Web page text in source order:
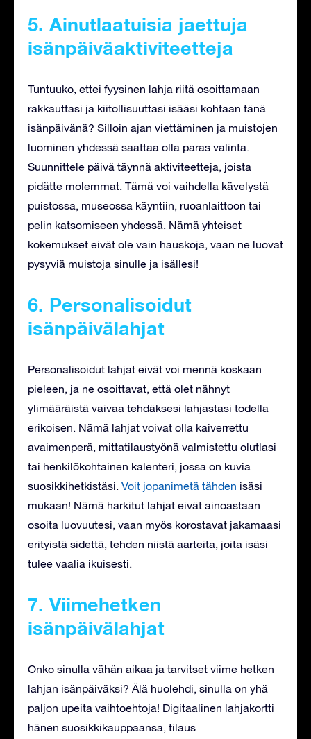
5. Ainutlaatuisia jaettuja
isänpäiväaktiviteetteja
Tuntuuko, ettei fyysinen lahja riitä osoittamaan
rakkauttasi ja kiitollisuuttasi isääsi kohtaan tänä
isänpäivänä? Silloin ajan viettäminen ja muistojen
luominen yhdessä saattaa olla paras valinta.
Suunnittele päivä täynnä aktiviteetteja, joista
pidätte molemmat. Tämä voi vaihdella kävelystä
puistossa, museossa käyntiin, ruoanlaittoon tai
pelin katsomiseen yhdessä. Nämä yhteiset
kokemukset eivät ole vain hauskoja, vaan ne luovat
pysyviä muistoja sinulle ja isällesi!
6. Personalisoidut
isänpäivälahjat
Personalisoidut lahjat eivät voi mennä koskaan
pieleen, ja ne osoittavat, että olet nähnyt
ylimääräistä vaivaa tehdäksesi lahjastasi todella
erikoisen. Nämä lahjat voivat olla kaiverrettu
avaimenperä, mittatilaustyönä valmistettu olutlasi
tai henkilökohtainen kalenteri, jossa on kuvia
suosikkihetkistäsi. Voit jopanimetä tähden isäsi
mukaan! Nämä harkitut lahjat eivät ainoastaan
osoita luovuutesi, vaan myös korostavat jakamaasi
erityistä sidettä, tehden niistä aarteita, joita isäsi
tulee vaalia ikuisesti.
7. Viimehetken
isänpäivälahjat
Onko sinulla vähän aikaa ja tarvitset viime hetken
lahjan isänpäiväksi? Älä huolehdi, sinulla on yhä
paljon upeita vaihtoehtoja! Digitaalinen lahjakortti
hänen suosikkikauppaansa, tilaus